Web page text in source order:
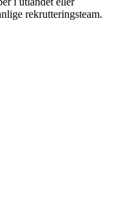
rekrutteringsteam.